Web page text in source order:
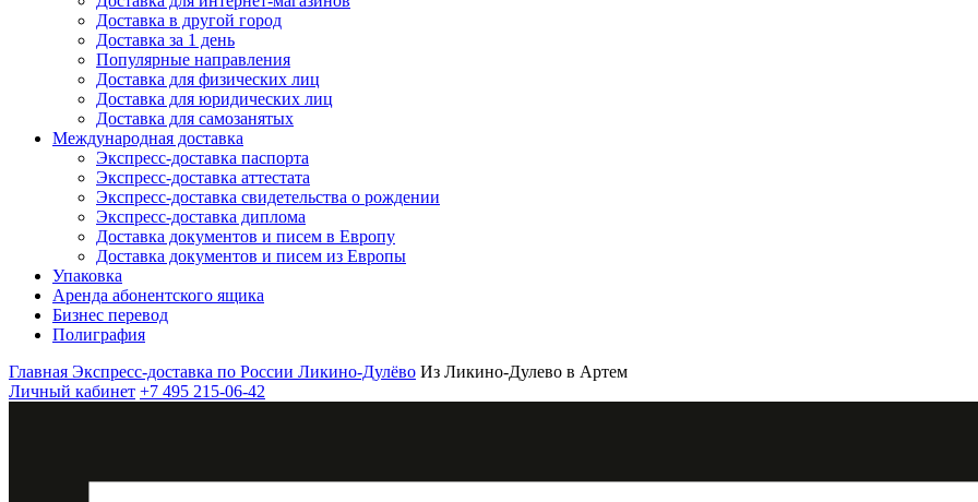
Доставка в другой город
Доставка за 1 день
Популярные направления
Доставка для физических лиц
Доставка для юридических лиц
Доставка для самозанятых
Международная доставка
Экспресс-доставка паспорта
Экспресс-доставка аттестата
Экспресс-доставка свидетельства о рождении
Экспресс-доставка диплома
Доставка документов и писем в Европу
Доставка документов и писем из Европы
Упаковка
Аренда абонентского ящика
Бизнес перевод
Полиграфия
Главная Экспресс-доставка по России Ликино-Дулёво Из Ликино-Дулево в Артем
Личный кабинет +7 495 215-06-42